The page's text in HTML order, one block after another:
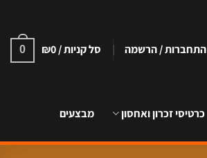
התחברות / הרשמה סל קניות / ₪0
0
כרטיסי זכרון ואחסון מבצעים